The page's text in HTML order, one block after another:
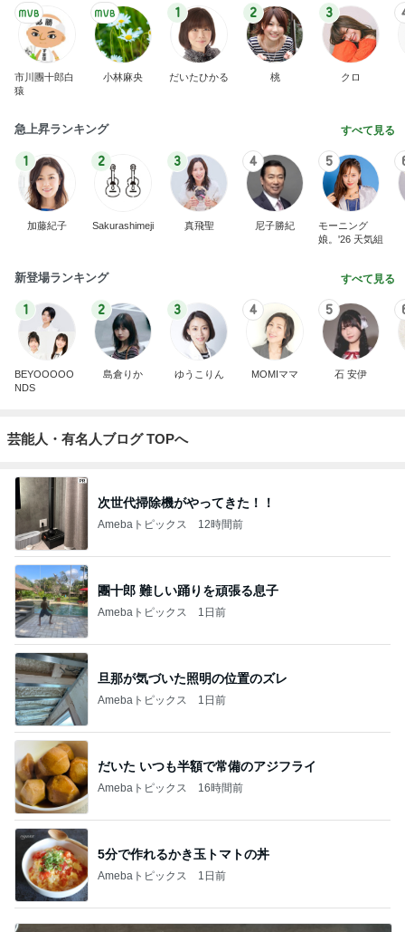
市川團十郎白
猿
小林麻央
1
だいたひかる
2
桃
3
クロ
急上昇ランキング すべて見る
1
加藤紀子
2
Sakurashimeji
3
真飛聖
4
尼子勝紀
5
モーニング
娘。'26 天気組
新登場ランキング すべて見る
1
BEYOOOOO
NDS
2
島倉りか
3
ゆうこりん
4
MOMIママ
5
石 安伊
芸能人・有名人ブログ TOPへ
次世代掃除機がやってきた！！
Amebaトピックス 12時間前
團十郎 難しい踊りを頑張る息子
Amebaトピックス 1日前
旦那が気づいた照明の位置のズレ
Amebaトピックス 1日前
だいた いつも半額で常備のアジフライ
Amebaトピックス 16時間前
5分で作れるかき玉トマトの丼
Amebaトピックス 1日前